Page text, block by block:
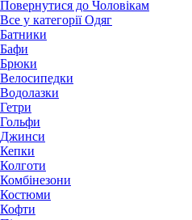
Повернутися до Чоловікам
Все у категорії Одяг
Батники
Бафи
Брюки
Велосипедки
Водолазки
Гетри
Гольфи
Джинси
Кепки
Колготи
Комбінезони
Костюми
Кофти